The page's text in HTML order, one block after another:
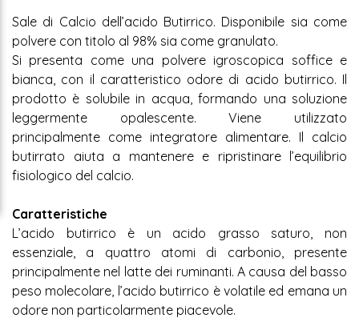
Sale di Calcio dell’acido Butirrico. Disponibile sia come
polvere con titolo al 98% sia come granulato.
Si presenta come una polvere igroscopica soffice e
bianca, con il caratteristico odore di acido butirrico. Il
prodotto è solubile in acqua, formando una soluzione
leggermente opalescente. Viene utilizzato
principalmente come integratore alimentare. Il calcio
butirrato aiuta a mantenere e ripristinare l’equilibrio
fisiologico del calcio.
Caratteristiche
L’acido butirrico è un acido grasso saturo, non
essenziale, a quattro atomi di carbonio, presente
principalmente nel latte dei ruminanti. A causa del basso
peso molecolare, l’acido butirrico è volatile ed emana un
odore non particolarmente piacevole.